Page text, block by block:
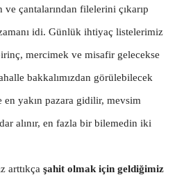
çantalarından filelerini çıkarıp
idi. Günlük ihtiyaç listelerimiz
mercimek ve misafir gelecekse
bakkalımızdan görülebilecek
en yakın pazara gidilir, mevsim
alınır, en fazla bir bilemedin iki
arttıkça şahit olmak için geldiğimiz